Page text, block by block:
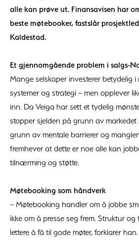
alle kan prøve ut. Finansavisen har
beste møtebooker, fastslår
Kaldestad.
Et gjennomgående problem i salgs-
Mange selskaper investerer betydelig
systemer og strategi – men opplever
inn. Da Veiga har sett et tydelig
stopper sjelden på grunn av markedet
grunn av mentale barrierer og
fremhever at dette er noe alle kan
tilnærming og støtte.
Møtebooking som håndverk
– Møtebooking handler om å jobbe
ikke om å presse seg frem. Struktur
lettere å få til gode møter, forklarer han.